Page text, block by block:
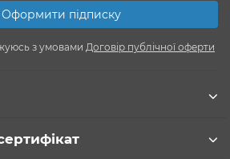
Оформити підписку
з умовами Договір публічної оферти